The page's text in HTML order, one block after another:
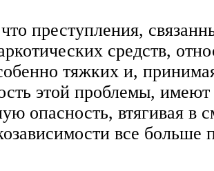
преступления,
средств,
тяжких и,
этой проблемы,
опасность, втягивая в
все больше